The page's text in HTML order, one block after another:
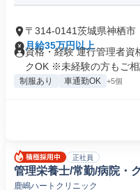
〒314-0141茨城県神栖市
月給35万円以上
資格・経験 運行管理者資
クOK ※未経験の方もご相
制服あり 車通勤OK +5個
正社員
管理栄養士/常勤/病院・
鹿嶋ハートクリニック